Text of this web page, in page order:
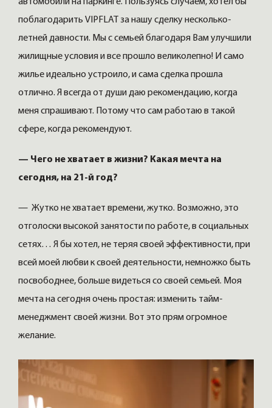
поблагодарить VIPFLAT за нашу сделку несколько-
летней давности. Мы с семьей благодаря Вам улучшили
жилищные условия и все прошло великолепно! И само
жилье идеально устроило, и сама сделка прошла
отлично. Я всегда от души даю рекомендацию, когда
меня спрашивают. Потому что сам работаю в такой
сфере, когда рекомендуют.
— Чего не хватает в жизни? Какая мечта на
сегодня, на 21-й год?
— Жутко не хватает времени, жутко. Возможно, это
отголоски высокой занятости по работе, в социальных
сетях… Я бы хотел, не теряя своей эффективности, при
всей моей любви к своей деятельности, немножко быть
посвободнее, больше видеться со своей семьей. Моя
мечта на сегодня очень простая: изменить тайм-
менеджмент своей жизни. Вот это прям огромное
желание.